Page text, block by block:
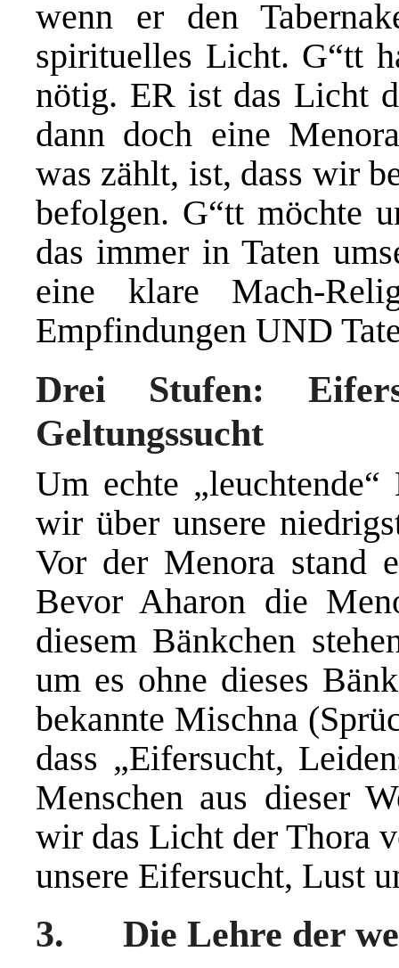
wenn er den
spirituelles Licht. G“tt
nötig. ER ist das Licht
dann doch eine
was zählt, ist, dass wir
befolgen. G“tt möchte
das immer in Taten
eine klare Mach-
Empfindungen UND
Drei Stufen:
Geltungssucht
Um echte
wir über unsere
Vor der Menora stand
Bevor Aharon die
diesem Bänkchen
um es ohne dieses
bekannte Mischna
dass „Eifersucht,
Menschen aus dieser
wir das Licht der Thora
unsere Eifersucht, Lust
3. Die Lehre der